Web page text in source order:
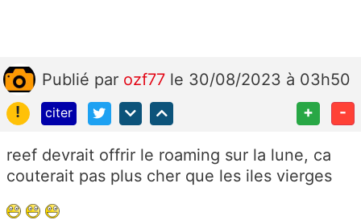
Publié par ozf77 le 30/08/2023 à 03h50
!
citer + -
reef devrait offrir le roaming sur la lune, ca
couterait pas plus cher que les iles vierges